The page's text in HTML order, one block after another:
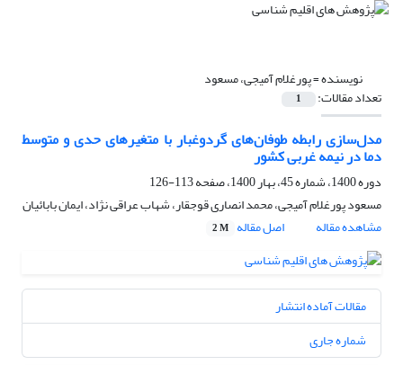
نویسنده =پورغلام آمیجی، مسعود
تعداد مقالات: 1
مدل‌سازی رابطه طوفان‌های گردوغبار با متغیرهای حدی و متوسط
دما در نیمه غربی کشور
دوره 1400، شماره 45، بهار 1400، صفحه
113-126
مسعود پورغلام آمیجی، محمد انصاری قوجقار، شهاب عراقی نژاد، ایمان بابائیان
مشاهده مقاله
اصل مقاله 2 M
مقالات آماده انتشار
شماره جاری